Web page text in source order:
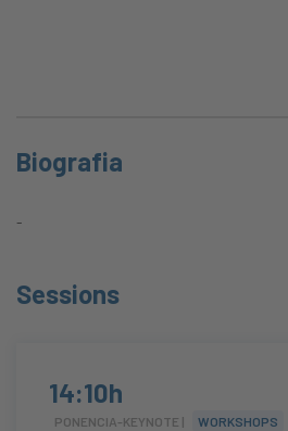
Biografia
-
Sessions
14:10h
PONENCIA-KEYNOTE | WORKSHOPS